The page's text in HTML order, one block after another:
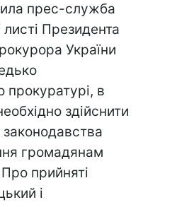
прес-служба
Президента
України
в
здійснити
законодавства
громадянам
прийняті
і